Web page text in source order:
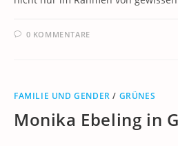
0 KOMMENTARE
FAMILIE UND GENDER / GRÜNES
Monika Ebeling in